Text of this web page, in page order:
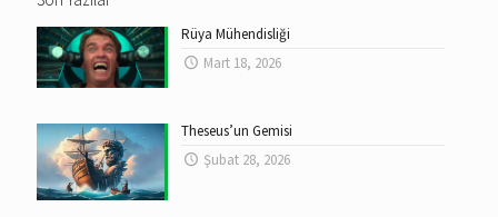
Rüya Mühendisliği
Mart 18, 2026
Theseus’un Gemisi
Şubat 28, 2026